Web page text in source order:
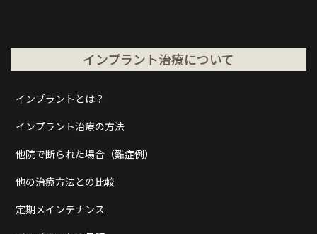
インプラント治療について
インプラントとは？
インプラント治療の方法
他院で断られた場合（難症例）
他の治療方法との比較
定期メインテナンス